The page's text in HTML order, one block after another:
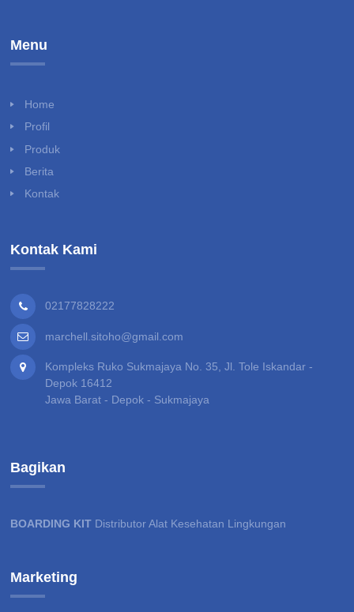
Menu
Home
Profil
Produk
Berita
Kontak
Kontak Kami
02177828222
marchell.sitoho@gmail.com
Kompleks Ruko Sukmajaya No. 35, Jl. Tole Iskandar -
Depok 16412
Jawa Barat - Depok - Sukmajaya
Bagikan
BOARDING KIT Distributor Alat Kesehatan Lingkungan
Marketing